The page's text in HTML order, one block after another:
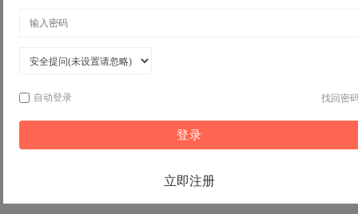
自动登录 找回密
登录
立即注册